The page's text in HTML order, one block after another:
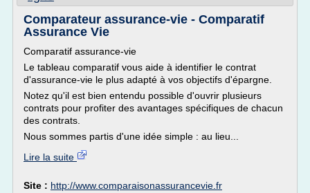
Comparateur assurance-vie - Comparatif
Assurance Vie
Comparatif assurance-vie
Le tableau comparatif vous aide à identifier le contrat
d'assurance-vie le plus adapté à vos objectifs d'épargne.
Notez qu'il est bien entendu possible d'ouvrir plusieurs
contrats pour profiter des avantages spécifiques de chacun
des contrats.
Nous sommes partis d'une idée simple : au lieu...
Lire la suite
Site : http://www.comparaisonassurancevie.fr